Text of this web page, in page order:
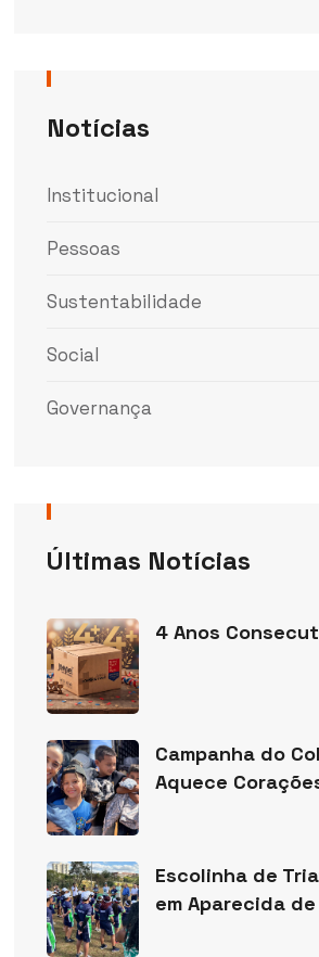
Notícias
Institucional
Pessoas
Sustentabilidade
Social
Governança
Últimas Notícias
4 Anos
Campanha do
Aquece
Escolinha de
em Aparecida de